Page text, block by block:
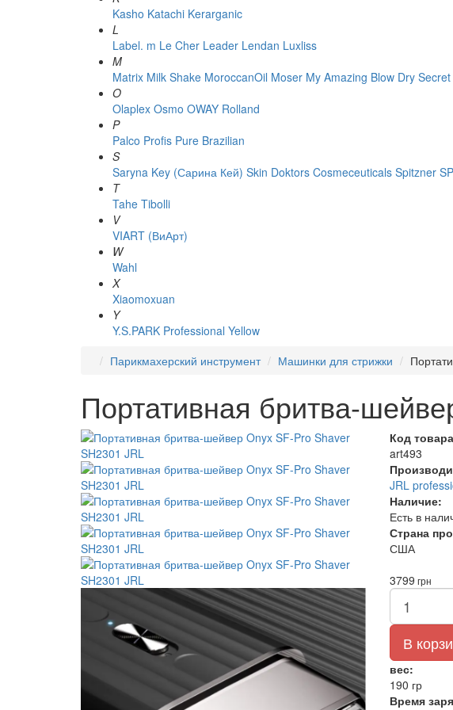
Kasho Katachi Kerarganic
L
Label. m Le Cher Leader Lendan Luxliss
M
Matrix Milk Shake MoroccanOil Moser My Amazing Blow Dry Secret
O
Olaplex Osmo OWAY Rolland
P
Palco Profis Pure Brazilian
S
Saryna Key (Сарина Кей) Skin Doktors Cosmeceuticals Spitzner
T
Tahe Tibolli
V
VIART (ВиАрт)
W
Wahl
X
Xiaomoxuan
Y
Y.S.PARK Professional Yellow
Парикмахерский инструмент
Машинки для стрижки
Портативная бритва-
Код
art493
JRL
Наличие:
Есть в
Страна
США
3799 грн
В
вес:
190 гр
Время